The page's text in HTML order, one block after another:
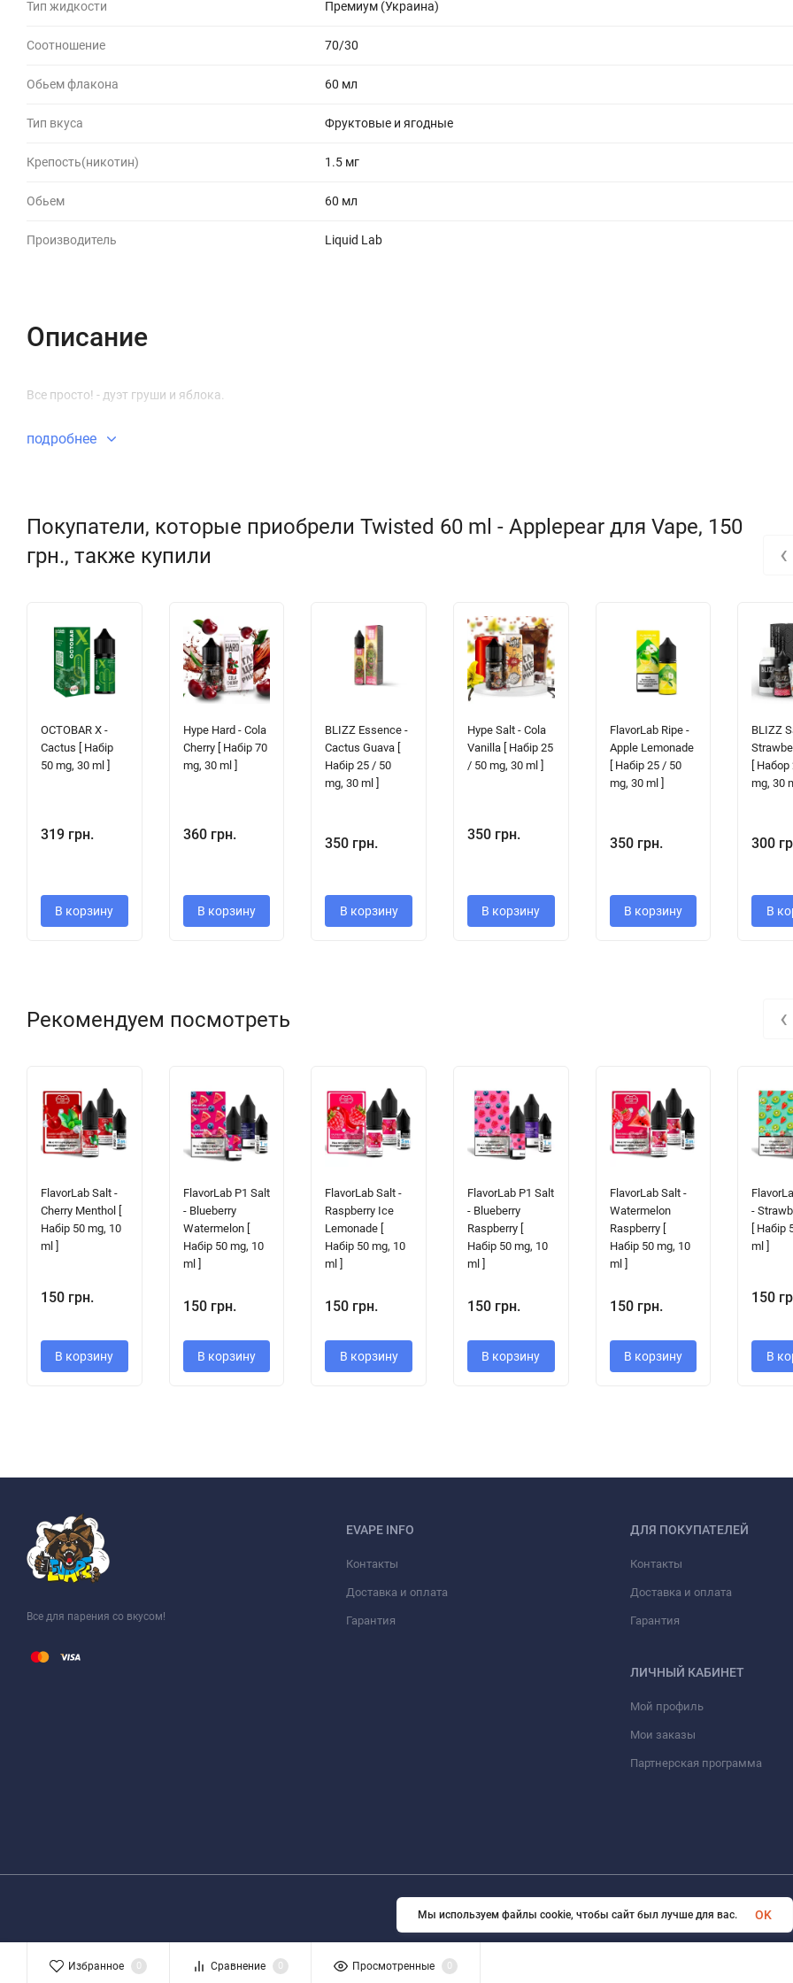
Тип жидкости Премиум (Украина)
Соотношение 70/30
Обьем флакона 60 мл
Тип вкуса Фруктовые и ягодные
Крепость(никотин) 1.5 мг
Обьем 60 мл
Производитель Liquid Lab
Описание
Все просто! - дуэт груши и яблока.
подробнее
Покупатели, которые приобрели Twisted 60 ml - Applepear для Vape, 150
грн., также купили
OCTOBAR X -
Cactus [ Набір
50 mg, 30 ml ]
319 грн.
В корзину
Hype Hard - Cola
Cherry [ Набір 70
mg, 30 ml ]
360 грн.
В корзину
BLIZZ Essence -
Cactus Guava [
Набір 25 / 50
mg, 30 ml ]
350 грн.
В корзину
Hype Salt - Cola
Vanilla [ Набір 25
/ 50 mg, 30 ml ]
350 грн.
В корзину
FlavorLab Ripe -
Apple Lemonade
[ Набір 25 / 50
mg, 30 ml ]
350 грн.
В корзину
BLIZZ
[ Набор
mg, 30
300
В
‹
Рекомендуем посмотреть
FlavorLab Salt -
Cherry Menthol [
Набір 50 mg, 10
ml ]
150 грн.
В корзину
FlavorLab P1 Salt
- Blueberry
Watermelon [
Набір 50 mg, 10
ml ]
150 грн.
В корзину
FlavorLab Salt -
Raspberry Ice
Lemonade [
Набір 50 mg, 10
ml ]
150 грн.
В корзину
FlavorLab P1 Salt
- Blueberry
Raspberry [
Набір 50 mg, 10
ml ]
150 грн.
В корзину
FlavorLab Salt -
Watermelon
Raspberry [
Набір 50 mg, 10
ml ]
150 грн.
В корзину
-
[
ml ]
150
В
‹
Все для парения со вкусом!
EVAPE INFO
Контакты
Доставка и оплата
Гарантия
ДЛЯ ПОКУПАТЕЛЕЙ
Контакты
Доставка и оплата
Гарантия
ЛИЧНЫЙ КАБИНЕТ
Мой профиль
Мои заказы
Партнерская программа
© 2026 eVape. Все права защищены
Избранное 0 Сравнение 0 Просмотренные 0
Мы используем файлы cookie, чтобы сайт был лучше для вас. OK